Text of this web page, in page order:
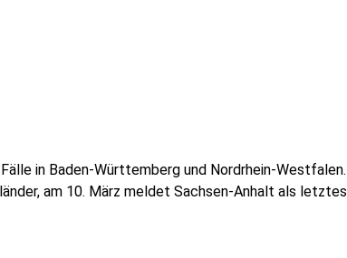
in Baden-Württemberg und Nordrhein-Westfalen.
am 10. März meldet Sachsen-Anhalt als letztes